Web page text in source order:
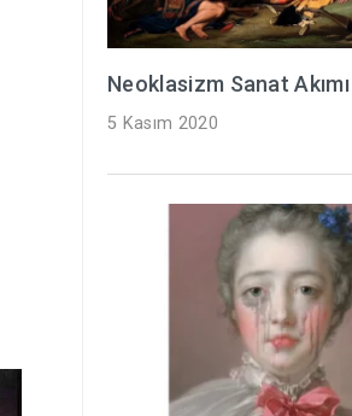
Neoklasizm Sanat
5 Kasım 2020